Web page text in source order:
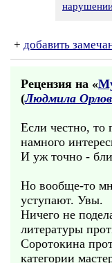
+ добавить
Рецензия на «
(Людмила
Если честно, то
намного
И уж точно -
Но вообще-то
уступают. Увы.
Ничего не
литературы
Соротокина
категории